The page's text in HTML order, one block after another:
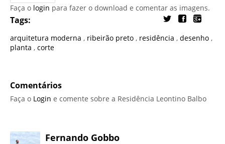
Faça o login para fazer o download e comentar as imagens.
Tags:
arquitetura moderna , ribeirão preto , residência , desenho ,
planta , corte
Comentários
Faça o Login e comente sobre a Residência Leontino Balbo
Fernando Gobbo